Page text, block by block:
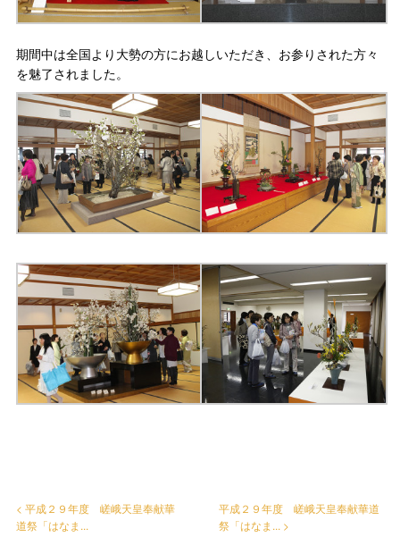
期間中は全国より大勢の方にお越しいただき、お参りされた方々
を魅了されました。
< 平成２９年度 嵯峨天皇奉献華
道祭「はなま...
平成２９年度 嵯峨天皇奉献華道
祭「はなま... >